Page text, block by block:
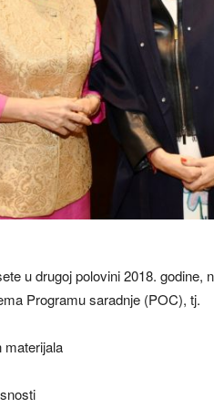
u drugoj polovini 2018. godine,
Programu saradnje (POC), tj.
materijala